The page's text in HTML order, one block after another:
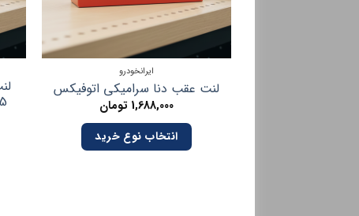
ایرانخودرو
لنت عقب دنا سرامیکی اتوفیکس
1,688,000 تومان
انتخاب نوع خرید
95 به